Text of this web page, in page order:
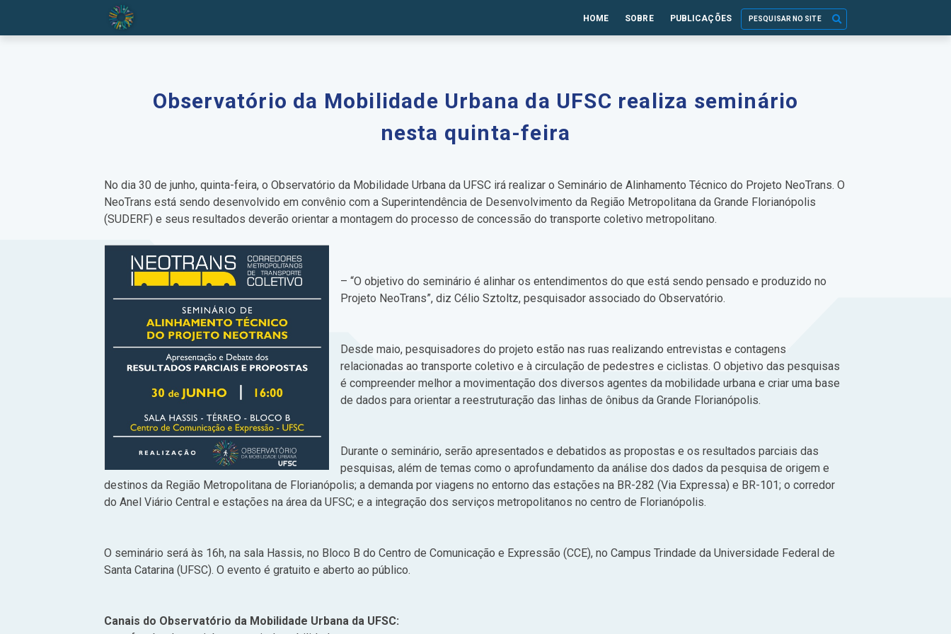
HOME SOBRE PUBLICAÇÕES
Observatório da Mobilidade Urbana da UFSC realiza seminário
nesta quinta-feira
No dia 30 de junho, quinta-feira, o Observatório da Mobilidade Urbana da UFSC irá realizar o Seminário de Alinhamento Técnico do Projeto NeoTrans. O
NeoTrans está sendo desenvolvido em convênio com a Superintendência de Desenvolvimento da Região Metropolitana da Grande Florianópolis
(SUDERF) e seus resultados deverão orientar a montagem do processo de concessão do transporte coletivo metropolitano.
– “O objetivo do seminário é alinhar os entendimentos do que está sendo pensado e produzido no
Projeto NeoTrans”, diz Célio Sztoltz, pesquisador associado do Observatório.
Desde maio, pesquisadores do projeto estão nas ruas realizando entrevistas e contagens
relacionadas ao transporte coletivo e à circulação de pedestres e ciclistas. O objetivo das pesquisas
é compreender melhor a movimentação dos diversos agentes da mobilidade urbana e criar uma base
de dados para orientar a reestruturação das linhas de ônibus da Grande Florianópolis.
Durante o seminário, serão apresentados e debatidos as propostas e os resultados parciais das
pesquisas, além de temas como o aprofundamento da análise dos dados da pesquisa de origem e
destinos da Região Metropolitana de Florianópolis; a demanda por viagens no entorno das estações na BR-282 (Via Expressa) e BR-101; o corredor
do Anel Viário Central e estações na área da UFSC; e a integração dos serviços metropolitanos no centro de Florianópolis.
O seminário será às 16h, na sala Hassis, no Bloco B do Centro de Comunicação e Expressão (CCE), no Campus Trindade da Universidade Federal de
Santa Catarina (UFSC). O evento é gratuito e aberto ao público.
Canais do Observatório da Mobilidade Urbana da UFSC: